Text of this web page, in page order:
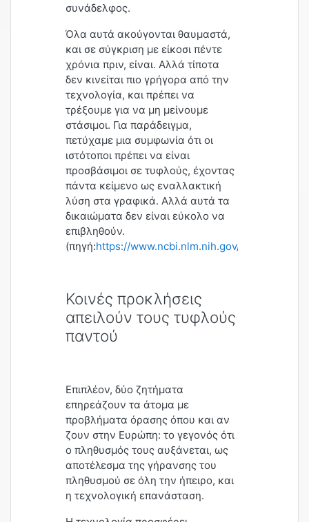
συνάδελφος.
Όλα αυτά ακούγονται θαυμαστά,
και σε σύγκριση με είκοσι πέντε
χρόνια πριν, είναι. Αλλά τίποτα
δεν κινείται πιο γρήγορα από την
τεχνολογία, και πρέπει να
τρέξουμε για να μη μείνουμε
στάσιμοι. Για παράδειγμα,
πετύχαμε μια συμφωνία ότι οι
ιστότοποι πρέπει να είναι
προσβάσιμοι σε τυφλούς, έχοντας
πάντα κείμενο ως εναλλακτική
λύση στα γραφικά. Αλλά αυτά τα
δικαιώματα δεν είναι εύκολο να
επιβληθούν.
(πηγή:https://www.ncbi.nlm.nih.gov/pmc/articles/
Κοινές προκλήσεις
απειλούν τους τυφλούς
παντού
Επιπλέον, δύο ζητήματα
επηρεάζουν τα άτομα με
προβλήματα όρασης όπου και αν
ζουν στην Ευρώπη: το γεγονός ότι
ο πληθυσμός τους αυξάνεται, ως
αποτέλεσμα της γήρανσης του
πληθυσμού σε όλη την ήπειρο, και
η τεχνολογική επανάσταση.